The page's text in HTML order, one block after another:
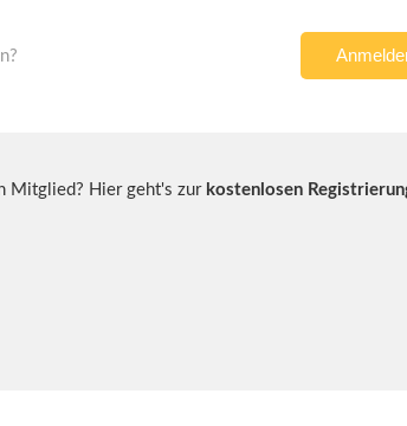
Mitglied? Hier geht's zur kostenlosen